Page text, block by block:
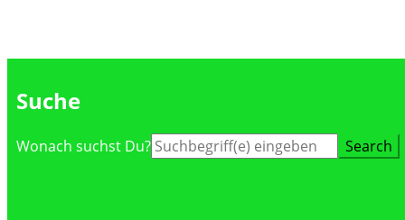
Suche
Suche
Wonach suchst Du?